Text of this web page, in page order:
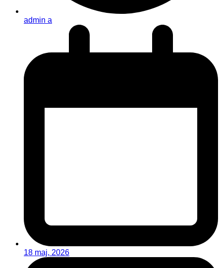
admin a
18 maj, 2026